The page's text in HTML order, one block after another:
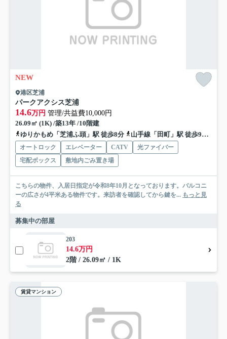
NEW
港区芝浦
パークアクシス芝浦
14.6万円 管理/共益費10,000円
26.09㎡ (1K) /築13年 /10階建
ゆりかもめ「芝浦ふ頭」駅 徒歩8分
山手線「田町」駅 徒歩9分
オートロック エレベーター CATV
光ファイバー
宅配ボックス
敷地内ごみ置き場
こちらの物件、入居日指定が令和8年10月となっております。バルコニ
ーの広さが4平米ある物件です。来訪者を確認してから鍵を... もっと見
る
募集中の部屋
203
14.6万円
2階 / 26.09㎡ / 1K
賃貸マンション